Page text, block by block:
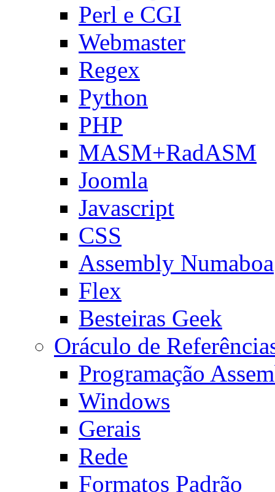
Perl e CGI
Webmaster
Regex
Python
PHP
MASM+RadASM
Joomla
Javascript
CSS
Assembly Numaboa
Flex
Besteiras Geek
Oráculo de
Programação
Windows
Gerais
Rede
Formatos Padrão